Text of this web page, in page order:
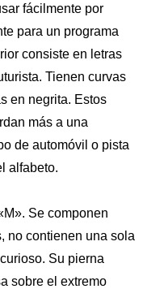
fácilmente por
para un programa
consiste en letras
Tienen curvas
en negrita. Estos
más a una
de automóvil o pista
alfabeto.
Se componen
no contienen una sola
Su pierna
sobre el extremo